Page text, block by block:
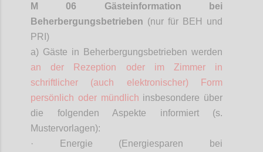
M 06 Gästeinformation bei
Beherbergungsbetrieben (nur für BEH und
PRI)
a) Gäste in Beherbergungsbetrieben werden
an der Rezeption oder im Zimmer in
schriftlicher (auch elektronischer) Form
persönlich oder mündlich insbesondere über
die folgenden Aspekte informiert (s.
Mustervorlagen):
· Energie (Energiesparen bei